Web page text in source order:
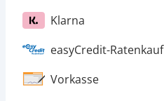
Klarna
easyCredit-Ratenkauf
Vorkasse